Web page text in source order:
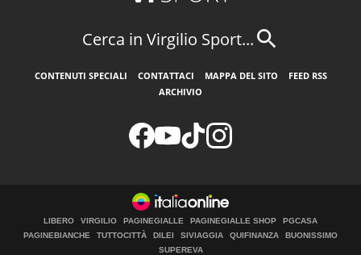
Cerca in Virgilio Sport...
CONTENUTI SPECIALI CONTATTACI MAPPA DEL SITO
FEED RSS
ARCHIVIO
LIBERO VIRGILIO PAGINEGIALLE PAGINEGIALLE SHOP
PGCASA
PAGINEBIANCHE
TUTTOCITTÀ DILEI SIVIAGGIA QUIFINANZA
BUONISSIMO
SUPEREVA